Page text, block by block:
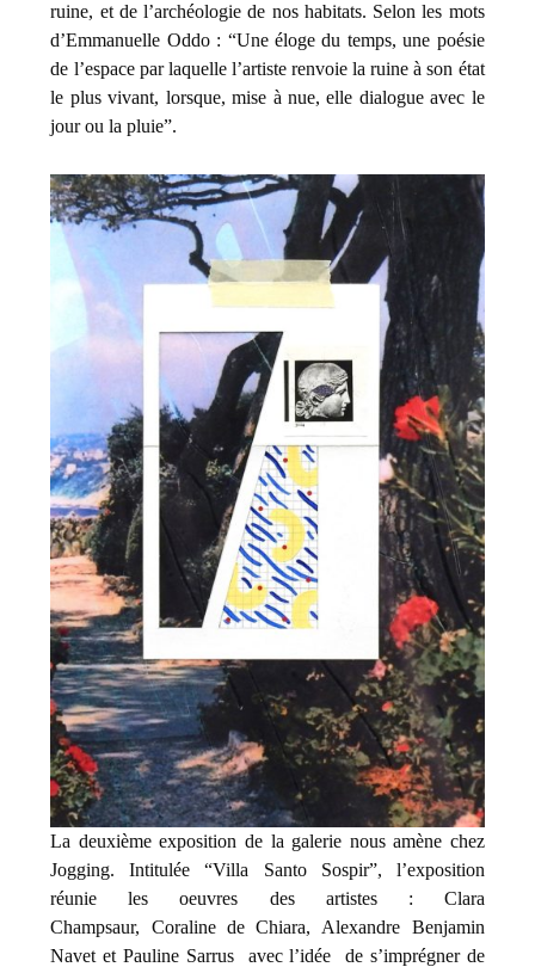
ruine, et de l’archéologie de nos habitats. Selon les mots
d’Emmanuelle Oddo : “Une éloge du temps, une poésie
de l’espace par laquelle l’artiste renvoie la ruine à son état
le plus vivant, lorsque, mise à nue, elle dialogue avec le
jour ou la pluie”.
La deuxième exposition de la galerie nous amène chez
Jogging. Intitulée “Villa Santo Sospir”, l’exposition
réunie les oeuvres des artistes : Clara
Champsaur, Coraline de Chiara, Alexandre Benjamin
Navet et Pauline Sarrus avec l’idée de s’imprégner de